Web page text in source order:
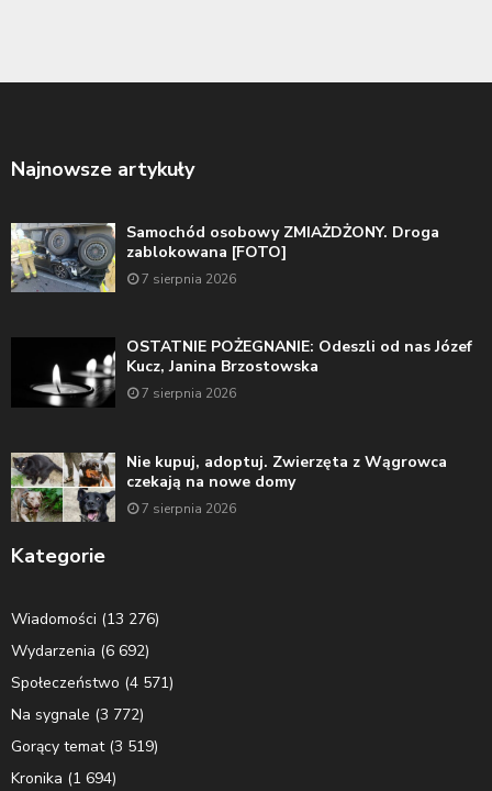
Najnowsze artykuły
Samochód osobowy ZMIAŻDŻONY. Droga
zablokowana [FOTO]
7 sierpnia 2026
OSTATNIE POŻEGNANIE: Odeszli od nas Józef
Kucz, Janina Brzostowska
7 sierpnia 2026
Nie kupuj, adoptuj. Zwierzęta z Wągrowca
czekają na nowe domy
7 sierpnia 2026
Kategorie
Wiadomości (13 276)
Wydarzenia (6 692)
Społeczeństwo (4 571)
Na sygnale (3 772)
Gorący temat(3 519)
Kronika (1 694)